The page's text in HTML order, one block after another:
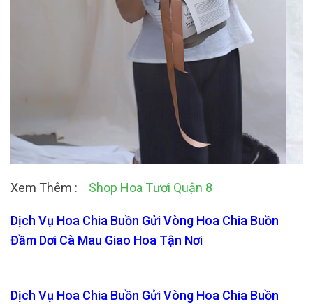
Xem Thêm : Shop Hoa Tươi Quận 8
Dịch Vụ Hoa Chia Buồn Gửi Vòng Hoa Chia Buồn
Đầm Dơi Cà Mau Giao Hoa Tận Nơi
Dịch Vụ Hoa Chia Buồn Gửi Vòng Hoa Chia Buồn